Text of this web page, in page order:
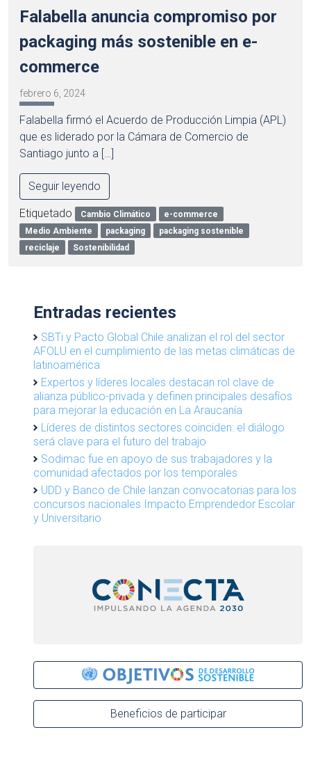
Falabella anuncia compromiso por
packaging más sostenible en e-
commerce
febrero 6, 2024
Falabella firmó el Acuerdo de Producción Limpia (APL)
que es liderado por la Cámara de Comercio de
Santiago junto a […]
Seguir leyendo
Etiquetado Cambio Climático
e-commerce
Medio Ambiente
packaging
packaging sostenible
reciclaje
Sostenibilidad
Entradas recientes
SBTi y Pacto Global Chile analizan el rol del sector
AFOLU en el cumplimiento de las metas climáticas de
latinoamérica
Expertos y líderes locales destacan rol clave de
alianza público-privada y definen principales desafíos
para mejorar la educación en La Araucanía
Líderes de distintos sectores coinciden: el diálogo
será clave para el futuro del trabajo
Sodimac fue en apoyo de sus trabajadores y la
comunidad afectados por los temporales
UDD y Banco de Chile lanzan convocatorias para los
concursos nacionales Impacto Emprendedor Escolar
y Universitario
Beneficios de participar